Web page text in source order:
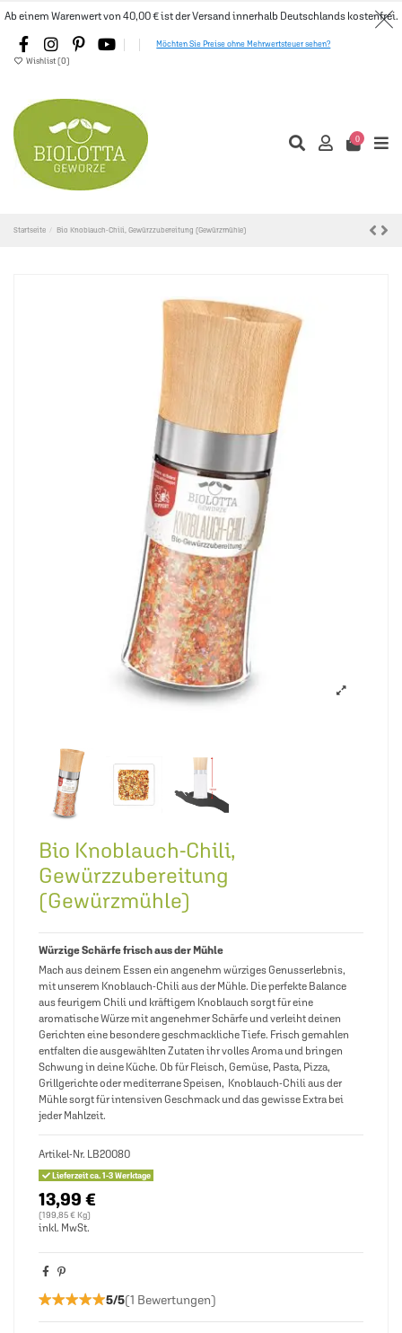
Ab einem Warenwert von 40,00 € ist der Versand innerhalb Deutschlands kostenfrei.
Möchten Sie Preise ohne Mehrwertsteuer sehen?
Wishlist (0)
0
Startseite Bio Knoblauch-Chili, Gewürzzubereitung (Gewürzmühle)
Bio Knoblauch-Chili,
Gewürzzubereitung
(Gewürzmühle)
Würzige Schärfe frisch aus der Mühle
Mach aus deinem Essen ein angenehm würziges Genusserlebnis,
mit unserem Knoblauch-Chili aus der Mühle. Die perfekte Balance
aus feurigem Chili und kräftigem Knoblauch sorgt für eine
aromatische Würze mit angenehmer Schärfe und verleiht deinen
Gerichten eine besondere geschmackliche Tiefe. Frisch gemahlen
entfalten die ausgewählten Zutaten ihr volles Aroma und bringen
Schwung in deine Küche. Ob für Fleisch, Gemüse, Pasta, Pizza,
Grillgerichte oder mediterrane Speisen, Knoblauch-Chili aus der
Mühle sorgt für intensiven Geschmack und das gewisse Extra bei
jeder Mahlzeit.
Artikel-Nr. LB20080
Lieferzeit ca. 1-3 Werktage
13,99 €
(199,85 € Kg)
inkl. MwSt.
★★★★★
★★★★★5/5(1 Bewertungen)